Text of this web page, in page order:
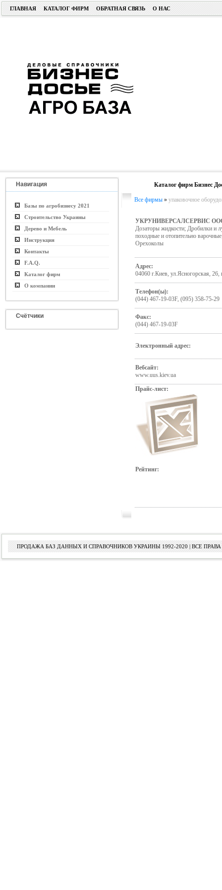
ГЛАВНАЯ КАТАЛОГ ФИРМ ОБРАТНАЯ СВЯЗЬ О НАС
Навигация
Базы по агробизнесу 2021
Строительство Украины
Дерево и Мебель
Инструкция
Контакты
F.A.Q.
Каталог фирм
О компании
Счётчики
Каталог фирм Бизнес
Все фирмы » упаковочное
УКРУНИВЕРСАЛСЕРВИС
Дозаторы жидкости; Дробилки и
походные и отопительно
Орехоколы
Адрес:
04060 г.Киев, ул.Ясногорская, 26,
Телефон(ы):
(044) 467-19-03F, (095) 358-75-29
Факс:
(044) 467-19-03F
Электронный адрес:
Вебсайт:
www.uus.kiev.ua
Прайс-лист:
Рейтинг:
ПРОДАЖА БАЗ ДАННЫХ И СПРАВОЧНИКОВ УКРАИНЫ 1992-2020 | ВСЕ